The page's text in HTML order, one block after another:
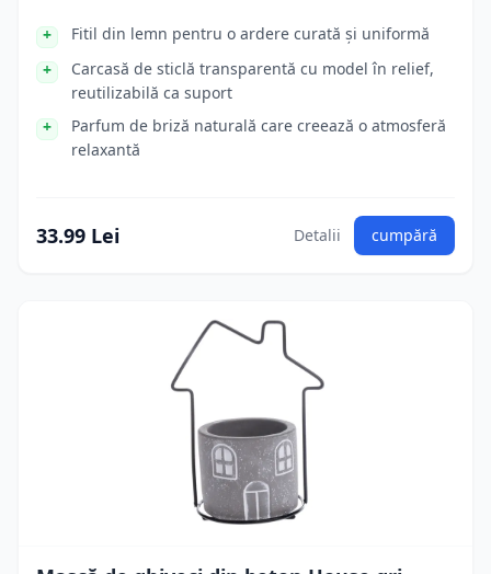
Fitil din lemn pentru o ardere curată și uniformă
Carcasă de sticlă transparentă cu model în relief,
reutilizabilă ca suport
Parfum de briză naturală care creează o atmosferă
relaxantă
33.99 Lei Detalii cumpără